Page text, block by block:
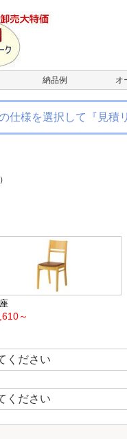
納品例 オ
仕様を選択して『見積
～